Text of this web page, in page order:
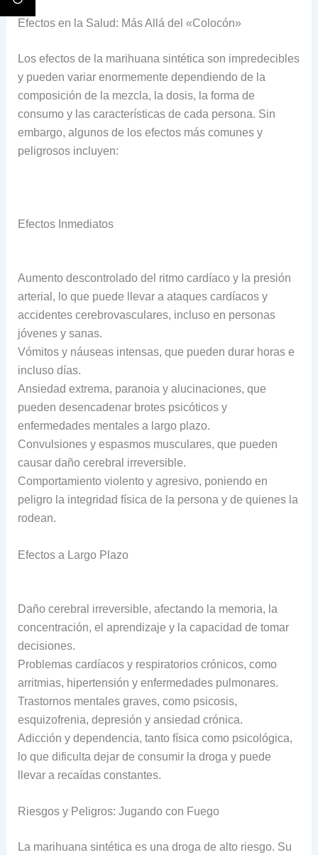
Efectos en la Salud: Más Allá del «Colocón»
Los efectos de la marihuana sintética son impredecibles
y pueden variar enormemente dependiendo de la
composición de la mezcla, la dosis, la forma de
consumo y las características de cada persona. Sin
embargo, algunos de los efectos más comunes y
peligrosos incluyen:
Efectos Inmediatos
Aumento descontrolado del ritmo cardíaco y la presión
arterial, lo que puede llevar a ataques cardíacos y
accidentes cerebrovasculares, incluso en personas
jóvenes y sanas.
Vómitos y náuseas intensas, que pueden durar horas e
incluso días.
Ansiedad extrema, paranoia y alucinaciones, que
pueden desencadenar brotes psicóticos y
enfermedades mentales a largo plazo.
Convulsiones y espasmos musculares, que pueden
causar daño cerebral irreversible.
Comportamiento violento y agresivo, poniendo en
peligro la integridad física de la persona y de quienes la
rodean.
Efectos a Largo Plazo
Daño cerebral irreversible, afectando la memoria, la
concentración, el aprendizaje y la capacidad de tomar
decisiones.
Problemas cardíacos y respiratorios crónicos, como
arritmias, hipertensión y enfermedades pulmonares.
Trastornos mentales graves, como psicosis,
esquizofrenia, depresión y ansiedad crónica.
Adicción y dependencia, tanto física como psicológica,
lo que dificulta dejar de consumir la droga y puede
llevar a recaídas constantes.
Riesgos y Peligros: Jugando con Fuego
La marihuana sintética es una droga de alto riesgo. Su